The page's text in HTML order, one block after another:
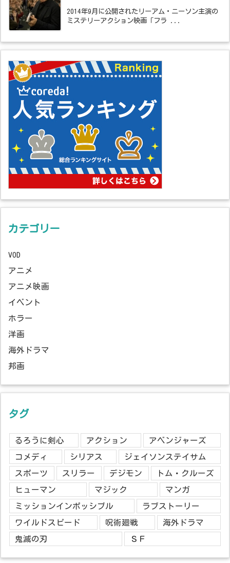
2014年9月に公開されたリーアム・ニーソン主演の
ミステリーアクション映画「フラ ...
カテゴリー
VOD
アニメ
アニメ映画
イベント
ホラー
洋画
海外ドラマ
邦画
タグ
るろうに剣心 アクション
アベンジャーズ
コメディ
シリアス
ジェイソンステイサム
スポーツ
スリラー デジモン
トム・クルーズ
ヒューマン
マジック
マンガ
ミッションインポッシブル
ラブストーリー
ワイルドスピード
呪術廻戦
海外ドラマ
鬼滅の刃
ＳＦ